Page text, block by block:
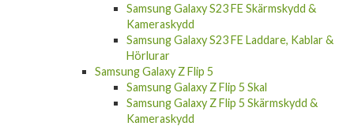
Samsung Galaxy S23 FE Skärmskydd &
Kameraskydd
Samsung Galaxy S23 FE Laddare, Kablar &
Hörlurar
Samsung Galaxy Z Flip 5
Samsung Galaxy Z Flip 5 Skal
Samsung Galaxy Z Flip 5 Skärmskydd &
Kameraskydd